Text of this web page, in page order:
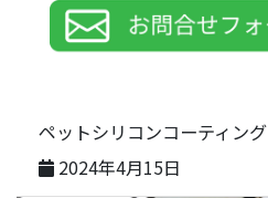
ペットシリコンコーティング
2024年4月15日